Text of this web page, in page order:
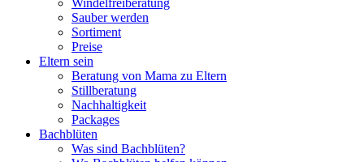
Windelfreiberatung
Sauber werden
Sortiment
Preise
Eltern sein
Beratung von Mama zu Eltern
Stillberatung
Nachhaltigkeit
Packages
Bachblüten
Was sind Bachblüten?